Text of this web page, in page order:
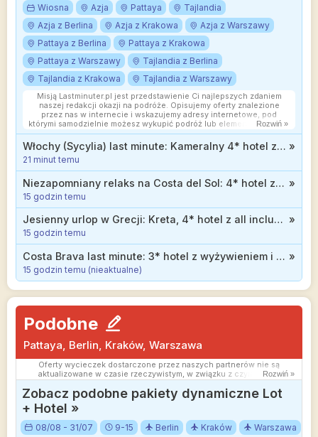
Wiosna
Azja Pattaya
Tajlandia
Azja z Berlina
Azja z Krakowa
Azja z Warszawy
Pattaya z Berlina
Pattaya z Krakowa
Pattaya z Warszawy
Tajlandia z Berlina
Tajlandia z Krakowa
Tajlandia z Warszawy
Misją Lastminuter.pl jest przedstawienie Ci najlepszych zdaniem
naszej redakcji okazji na podróże. Opisujemy oferty znalezione
przez nas w internecie i wskazujemy adresy internetowe, pod
którymi samodzielnie możesz wykupić podróż lub elementy podróży.
Ceny w artykułach są aktualne w chwili publikacji. Możemy
otrzymywać wynagrodzenie od partnerów handlowych, do których
Cię przekierowujemy. Nie ma to wpływu na cenę Twojej wycieczki.
Rozwiń »
Włochy (Sycylia) last minute: Kameralny 4* hotel z all inclusive od 2899 zł »
21 minut temu
Niezapomniany relaks na Costa del Sol: 4* hotel z wyżywieniem od 2399 zł »
15 godzin temu
Jesienny urlop w Grecji: Kreta, 4* hotel z all inclusive blisko plaży od 1819 zł »
15 godzin temu
Costa Brava last minute: 3* hotel z wyżywieniem i basenem infinity na dachu za 2328 zł »
15 godzin temu (nieaktualne)
Podobne
Pattaya, Berlin, Kraków, Warszawa
Oferty wycieczek dostarczone przez naszych partnerów nie są
aktualizowane w czasie rzeczywistym, w związku z czym ceny i
dostępność ofert mogą się nieznacznie różnić od aktualnych.
Dokładamy wszelkich starań aby rozbieżności były jak najmniejsze.
Rozwiń »
Zobacz podobne pakiety dynamiczne Lot
+ Hotel »
08/08 - 31/07 9-15 Berlin Kraków
Warszawa